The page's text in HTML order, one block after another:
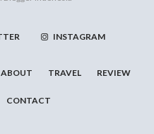
INSTAGRAM
ABOUT TRAVEL REVIEW
CONTACT